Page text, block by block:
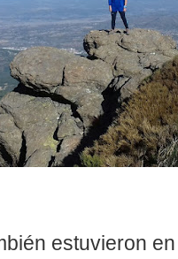
estuvieron